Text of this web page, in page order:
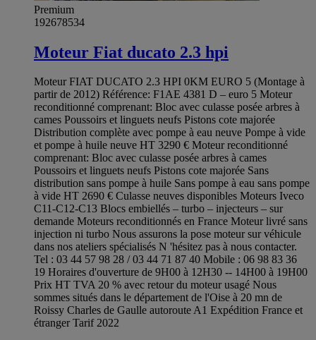
Premium
192678534
Moteur Fiat ducato 2.3 hpi
Moteur FIAT DUCATO 2.3 HPI 0KM EURO 5 (Montage à
partir de 2012) Référence: F1AE 4381 D – euro 5 Moteur
reconditionné comprenant: Bloc avec culasse posée arbres à
cames Poussoirs et linguets neufs Pistons cote majorée
Distribution complète avec pompe à eau neuve Pompe à vide
et pompe à huile neuve HT 3290 € Moteur reconditionné
comprenant: Bloc avec culasse posée arbres à cames
Poussoirs et linguets neufs Pistons cote majorée Sans
distribution sans pompe à huile Sans pompe à eau sans pompe
à vide HT 2690 € Culasse neuves disponibles Moteurs Iveco
C11-C12-C13 Blocs embiellés – turbo – injecteurs – sur
demande Moteurs reconditionnés en France Moteur livré sans
injection ni turbo Nous assurons la pose moteur sur véhicule
dans nos ateliers spécialisés N 'hésitez pas à nous contacter.
Tel : 03 44 57 98 28 / 03 44 71 87 40 Mobile : 06 98 83 36
19 Horaires d'ouverture de 9H00 à 12H30 -- 14H00 à 19H00
Prix HT TVA 20 % avec retour du moteur usagé Nous
sommes situés dans le département de l'Oise à 20 mn de
Roissy Charles de Gaulle autoroute A1 Expédition France et
étranger Tarif 2022